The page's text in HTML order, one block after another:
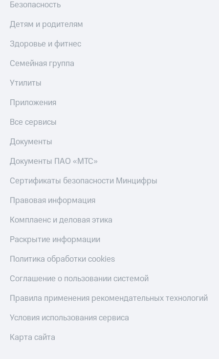
Безопасность
Детям и родителям
Здоровье и фитнес
Семейная группа
Утилиты
Приложения
Все сервисы
Документы
Документы ПАО «МТС»
Сертификаты безопасности Минцифры
Правовая информация
Комплаенс и деловая этика
Раскрытие информации
Политика обработки cookies
Соглашение о пользовании системой
Правила применения рекомендательных технологий
Условия использования сервиса
Карта сайта